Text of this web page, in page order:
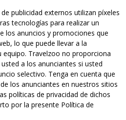
publicidad externos utilizan píxeles
tecnologías para realizar un
los anuncios y promociones que
lo que puede llevar a la
equipo. Travelzoo no proporciona
a los anunciantes si usted
selectivo. Tenga en cuenta que
los anunciantes en nuestros sitios
políticas de privacidad de dichos
por la presente Política de